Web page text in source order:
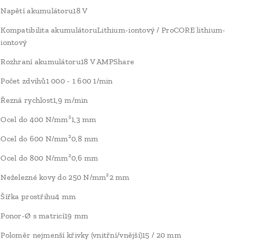
Napětí akumulátoru18 V
Kompatibilita akumulátoruLithium-iontový / ProCORE lithium-
iontový
Rozhraní akumulátoru18 V AMPShare
Počet zdvihů1 000 - 1 600 1/min
Řezná rychlost1,9 m/min
Ocel do 400 N/mm²1,3 mm
Ocel do 600 N/mm²0,8 mm
Ocel do 800 N/mm²0,6 mm
Neželezné kovy do 250 N/mm²2 mm
Šířka prostřihu4 mm
Ponor-Ø s matricí19 mm
Poloměr nejmenší křivky (vnitřní/vnější)15 / 20 mm